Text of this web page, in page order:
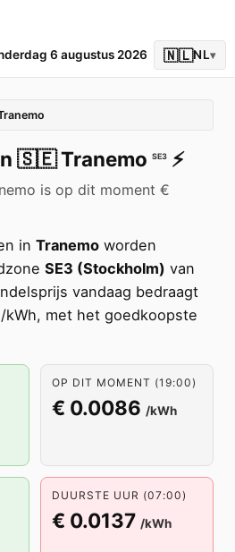
6 augustus 2026 🇳🇱NL▾
🇸🇪Tranemo SE3 ⚡️
is op dit moment €
in Tranemo worden
SE3 (Stockholm) van
vandaag bedraagt
met het goedkoopste
OP DIT MOMENT (19:00)
€ 0.0086 /kWh
DUURSTE UUR (07:00)
€ 0.0137 /kWh